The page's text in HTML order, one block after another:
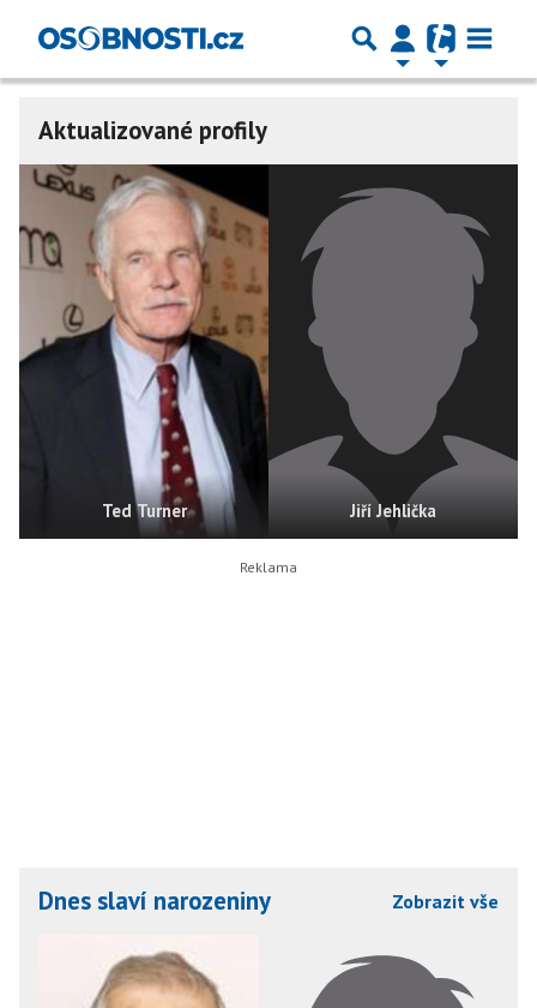
Aktualizované profily
Ted Turner Jiří Jehlička
Dnes slaví narozeniny Zobrazit vše